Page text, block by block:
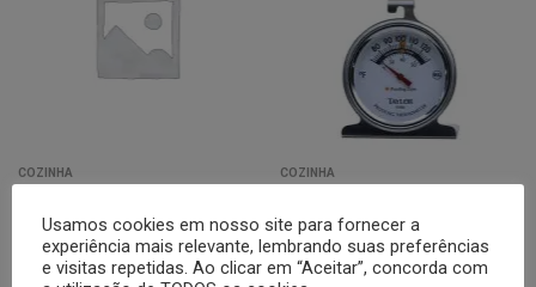
COZINHA
Stagioni- Bormioli Rocco
Cotar
lista de
desejos
COZINHA
Forno de Pão-Teylor
Cotar
Usamos cookies em nosso site para fornecer a
experiência mais relevante, lembrando suas preferências
e visitas repetidas. Ao clicar em “Aceitar”, concorda com